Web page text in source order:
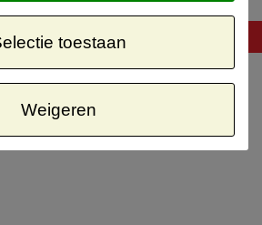
2026 © www.gyronsport.nl
Weigeren
toestaan